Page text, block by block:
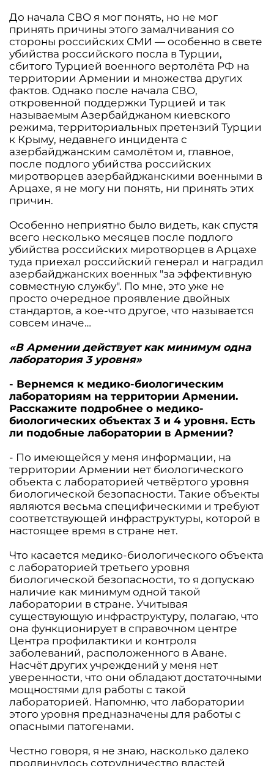
До начала СВО я мог понять, но не мог
принять причины этого замалчивания со
стороны российских СМИ — особенно в свете
убийства российского посла в Турции,
сбитого Турцией военного вертолёта РФ на
территории Армении и множества других
фактов. Однако после начала СВО,
откровенной поддержки Турцией и так
называемым Азербайджаном киевского
режима, территориальных претензий Турции
к Крыму, недавнего инцидента с
азербайджанским самолётом и, главное,
после подлого убийства российских
миротворцев азербайджанскими военными в
Арцахе, я не могу ни понять, ни принять этих
причин.
Особенно неприятно было видеть, как спустя
всего несколько месяцев после подлого
убийства российских миротворцев в Арцахе
туда приехал российский генерал и наградил
азербайджанских военных "за эффективную
совместную службу". По мне, это уже не
просто очередное проявление двойных
стандартов, а кое-что другое, что называется
совсем иначе…
«В Армении действует как минимум одна
лаборатория 3 уровня»
- Вернемся к медико-биологическим
лабораториям на территории Армении.
Расскажите подробнее о медико-
биологических объектах 3 и 4 уровня. Есть
ли подобные лаборатории в Армении?
- По имеющейся у меня информации, на
территории Армении нет биологического
объекта с лабораторией четвёртого уровня
биологической безопасности. Такие объекты
являются весьма специфическими и требуют
соответствующей инфраструктуры, которой в
настоящее время в стране нет.
Что касается медико-биологического объекта
с лабораторией третьего уровня
биологической безопасности, то я допускаю
наличие как минимум одной такой
лаборатории в стране. Учитывая
существующую инфраструктуру, полагаю, что
она функционирует в справочном центре
Центра профилактики и контроля
заболеваний, расположенного в Аване.
Насчёт других учреждений у меня нет
уверенности, что они обладают достаточными
мощностями для работы с такой
лабораторией. Напомню, что лаборатории
этого уровня предназначены для работы с
опасными патогенами.
Честно говоря, я не знаю, насколько далеко
продвинулось сотрудничество властей